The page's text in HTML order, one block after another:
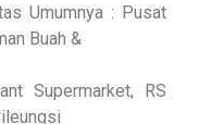
Umumnya : Pusat
Buah &
Supermarket, RS